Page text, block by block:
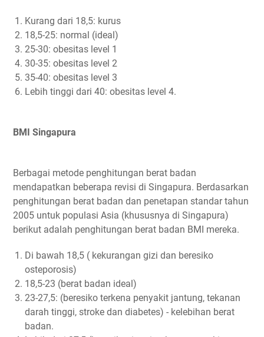
Kurang dari 18,5: kurus
18,5-25: normal (ideal)
25-30: obesitas level 1
30-35: obesitas level 2
35-40: obesitas level 3
Lebih tinggi dari 40: obesitas level 4.
BMI Singapura
Berbagai metode penghitungan berat badan
mendapatkan beberapa revisi di Singapura. Berdasarkan
penghitungan berat badan dan penetapan standar tahun
2005 untuk populasi Asia (khususnya di Singapura)
berikut adalah penghitungan berat badan BMI mereka.
Di bawah 18,5 ( kekurangan gizi dan beresiko
osteporosis)
18,5-23 (berat badan ideal)
23-27,5: (beresiko terkena penyakit jantung, tekanan
darah tinggi, stroke dan diabetes) - kelebihan berat
badan.